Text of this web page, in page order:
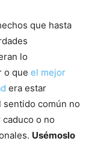
que hasta
lo
o que el mejor
era estar
común no
o no
Usémoslo